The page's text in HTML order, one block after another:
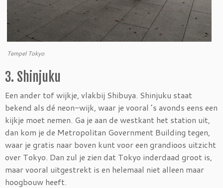
Tempel Tokyo
3. Shinjuku
Een ander tof wijkje, vlakbij Shibuya. Shinjuku staat
bekend als dé neon-wijk, waar je vooral ’s avonds eens een
kijkje moet nemen. Ga je aan de westkant het station uit,
dan kom je de Metropolitan Government Building tegen,
waar je gratis naar boven kunt voor een grandioos uitzicht
over Tokyo. Dan zul je zien dat Tokyo inderdaad groot is,
maar vooral uitgestrekt is en helemaal niet alleen maar
hoogbouw heeft.